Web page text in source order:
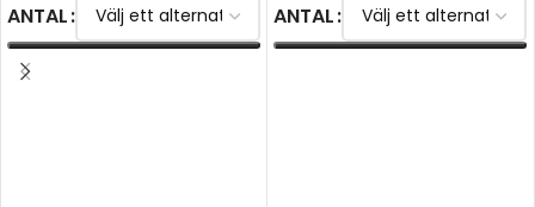
ANTAL
VÄLJ ALTERNATIV
ANTAL